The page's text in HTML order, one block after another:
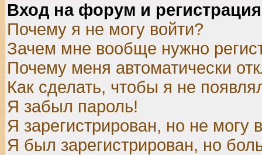
Вход на форум и регистрация
Почему я не могу войти?
Зачем мне вообще нужно
Почему меня автоматически
Как сделать, чтобы я не
Я забыл пароль!
Я зарегистрирован, но не могу
Я был зарегистрирован, но